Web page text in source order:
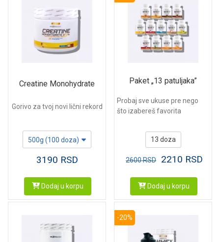
Creatine Monohydrate
Gorivo za tvoj novi lični rekord
500g (100 doza)
3190 RSD
Dodaj u korpu
Paket „13 patuljaka”
Probaj sve ukuse pre nego
što izabereš favorita
13 doza
2600RSD 2210 RSD
Dodaj u korpu
-20%